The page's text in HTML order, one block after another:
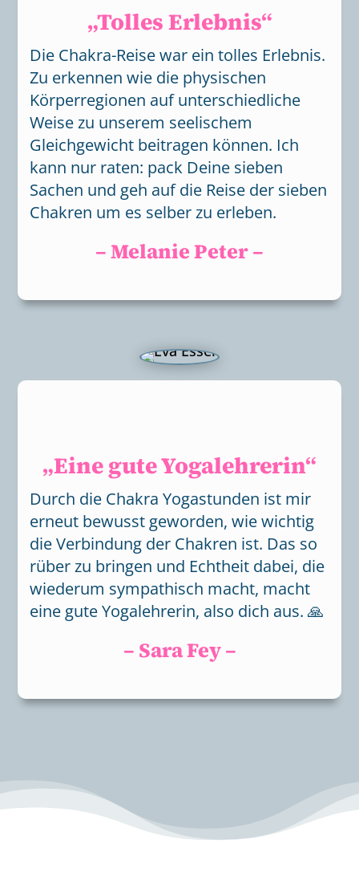
„Tolles Erlebnis“
Die Chakra-Reise war ein tolles Erlebnis.
Zu erkennen wie die physischen
Körperregionen auf unterschiedliche
Weise zu unserem seelischem
Gleichgewicht beitragen können. Ich
kann nur raten: pack Deine sieben
Sachen und geh auf die Reise der sieben
Chakren um es selber zu erleben.
– Melanie Peter –
„Eine gute Yogalehrerin“
Durch die Chakra Yogastunden ist mir
erneut bewusst geworden, wie wichtig
die Verbindung der Chakren ist. Das so
rüber zu bringen und Echtheit dabei, die
wiederum sympathisch macht, macht
eine gute Yogalehrerin, also dich aus. 🙏
– Sara Fey –